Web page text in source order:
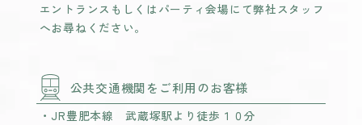
エントランスもしくはパーティ会場にて弊社スタッフ
へお尋ねください。
公共交通機関をご利用のお客様
・JR豊肥本線 武蔵塚駅より徒歩１０分